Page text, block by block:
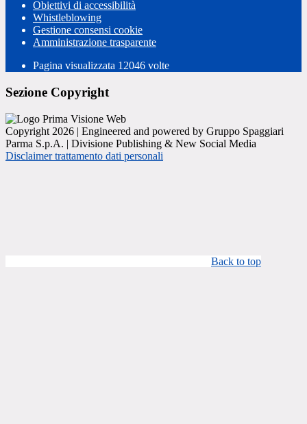
Obiettivi di accessibilità
Whistleblowing
Gestione consensi cookie
Amministrazione trasparente
Pagina visualizzata 12046 volte
Sezione Copyright
Copyright 2026 | Engineered and powered by Gruppo Spaggiari
Parma S.p.A. | Divisione Publishing & New Social Media
Disclaimer trattamento dati personali
Back to top